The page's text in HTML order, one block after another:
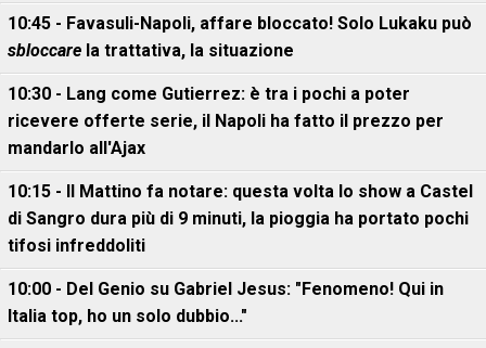
10:45 - Favasuli-Napoli, affare bloccato! Solo Lukaku può
sbloccare la trattativa, la situazione
10:30 - Lang come Gutierrez: è tra i pochi a poter
ricevere offerte serie, il Napoli ha fatto il prezzo per
mandarlo all'Ajax
10:15 - Il Mattino fa notare: questa volta lo show a Castel
di Sangro dura più di 9 minuti, la pioggia ha portato pochi
tifosi infreddoliti
10:00 - Del Genio su Gabriel Jesus: "Fenomeno! Qui in
Italia top, ho un solo dubbio..."